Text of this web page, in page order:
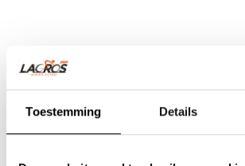
Toestemming Details